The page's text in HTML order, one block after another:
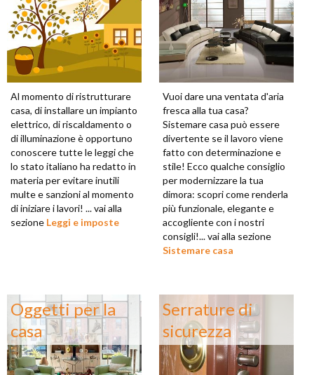
Al momento di ristrutturare
casa, di installare un impianto
elettrico, di riscaldamento o
di illuminazione è opportuno
conoscere tutte le leggi che
lo stato italiano ha redatto in
materia per evitare inutili
multe e sanzioni al momento
di iniziare i lavori! ... vai alla
sezione Leggi e imposte
Vuoi dare una ventata d'aria
fresca alla tua casa?
Sistemare casa può essere
divertente se il lavoro viene
fatto con determinazione e
stile! Ecco qualche consiglio
per modernizzare la tua
dimora: scopri come renderla
più funzionale, elegante e
accogliente con i nostri
consigli!... vai alla sezione
Sistemare casa
Oggetti per la
casa
Serrature di
sicurezza